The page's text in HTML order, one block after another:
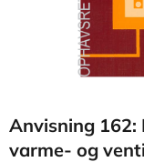
Anvisning 162:
varme- og